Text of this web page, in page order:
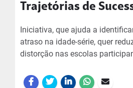
Trajetórias de
Iniciativa, que ajuda a
atraso na idade-série, quer
distorção nas escolas